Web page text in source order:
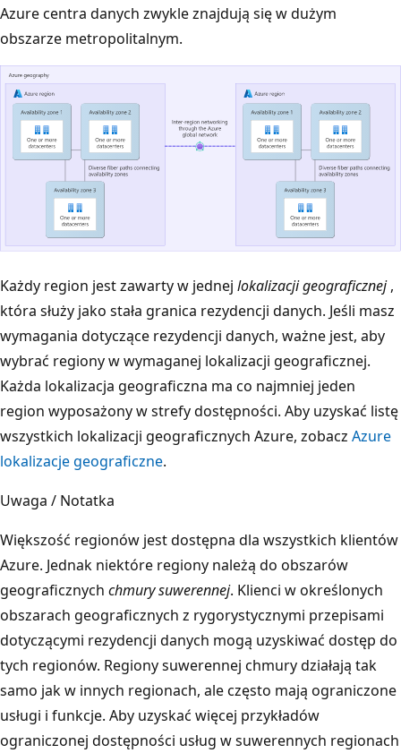
Azure centra danych zwykle znajdują się w dużym
obszarze metropolitalnym.
M
i
ę
d
z
y
d
w
m
a
r
e
g
i
o
n
a
m
Każdy region jest zawarty w jednej lokalizacji geograficznej,
która służy jako stała granica rezydencji danych. Jeśli masz
wymagania dotyczące rezydencji danych, ważne jest, aby
wybrać regiony w wymaganej lokalizacji geograficznej.
Każda lokalizacja geograficzna ma co najmniej jeden
region wyposażony w strefy dostępności. Aby uzyskać listę
wszystkich lokalizacji geograficznych Azure, zobacz Azure
lokalizacje geograficzne.
Uwaga / Notatka
Większość regionów jest dostępna dla wszystkich klientów
Azure. Jednak niektóre regiony należą do obszarów
geograficznych chmury suwerennej. Klienci w określonych
obszarach geograficznych z rygorystycznymi przepisami
dotyczącymi rezydencji danych mogą uzyskiwać dostęp do
tych regionów. Regiony suwerennej chmury działają tak
samo jak w innych regionach, ale często mają ograniczone
usługi i funkcje. Aby uzyskać więcej przykładów
ograniczonej dostępności usług w suwerennych regionach